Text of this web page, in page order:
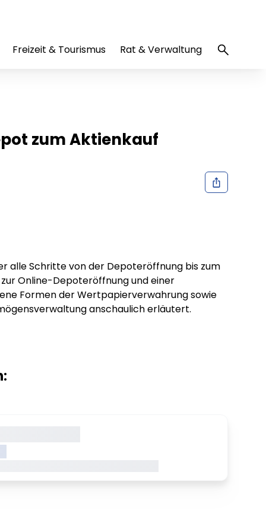
Freizeit & Tourismus Rat & Verwaltung
zum Aktienkauf
alle Schritte von der Depoteröffnung bis zum
Online-Depoteröffnung und einer
Formen der Wertpapierverwahrung sowie
anschaulich erläutert.